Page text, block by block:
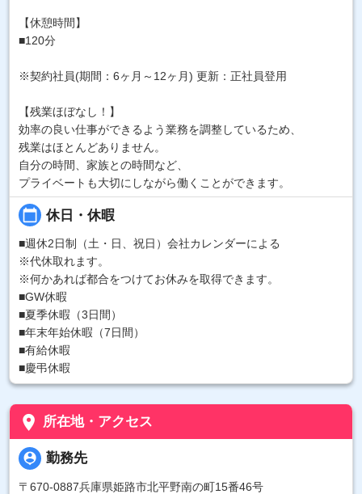
【休憩時間】
■120分
※契約社員(期間：6ヶ月～12ヶ月) 更新：正社員登用
【残業ほぼなし！】
効率の良い仕事ができるよう業務を調整しているため、
残業はほとんどありません。
自分の時間、家族との時間など、
プライベートも大切にしながら働くことができます。
calendar_today 休日・休暇
■週休2日制（土・日、祝日）会社カレンダーによる
※代休取れます。
※何かあれば都合をつけてお休みを取得できます。
■GW休暇
■夏季休暇（3日間）
■年末年始休暇（7日間）
■有給休暇
■慶弔休暇
place 所在地・アクセス
person_pin 勤務先
〒670-0887兵庫県姫路市北平野南の町15番46号